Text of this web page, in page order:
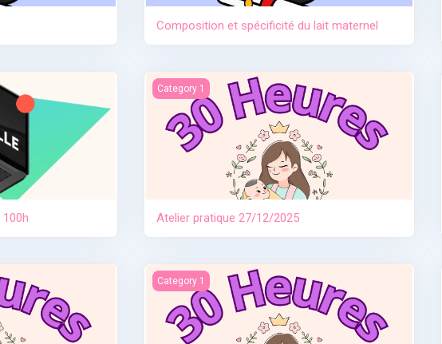
Composition et spécificité du lait maternel
Atelier pratique 27/12/2025
Category 1
Atelier pratique 27/12/2025
situation de crise Allaitement travail et séparation
Category 1